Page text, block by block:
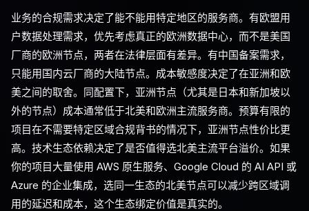
业务的合规需求决定了能不能用特定地区的服务商。有欧盟用
户数据处理需求，优先考虑真正的欧洲数据中心，而不是美国
厂商的欧洲节点，两者在法律层面有差异。有中国备案需求，
只能用国内云厂商的大陆节点。成本敏感度决定了在亚洲和欧
美之间的取舍。同配置下，亚洲节点（尤其是日本和新加坡以
外的节点）成本通常低于北美和欧洲主流服务商。预算有限的
项目在不需要特定区域合规背书的情况下，亚洲节点性价比更
高。技术生态依赖决定了是否值得选北美主流平台溢价。如果
你的项目大量使用 AWS 原生服务、Google Cloud 的 AI API 或
Azure 的企业集成，选同一生态的北美节点可以减少跨区域调
用的延迟和成本，这个生态绑定价值是真实的。